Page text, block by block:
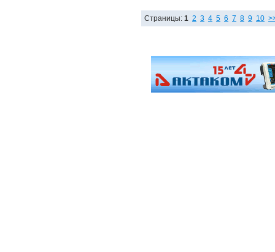
Страницы: 1 2 3 4 5 6 7 8 9 10